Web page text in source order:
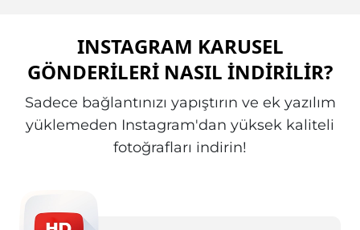
INSTAGRAM KARUSEL
GÖNDERILERI NASIL İNDIRILIR?
Sadece bağlantınızı yapıştırın ve ek yazılım
yüklemeden Instagram'dan yüksek kaliteli
fotoğrafları indirin!